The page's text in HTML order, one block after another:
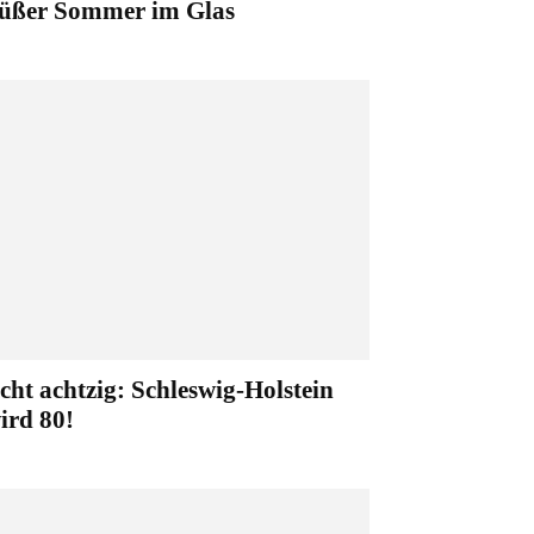
Sommer im Glas
achtzig: Schleswig-Holstein
80!